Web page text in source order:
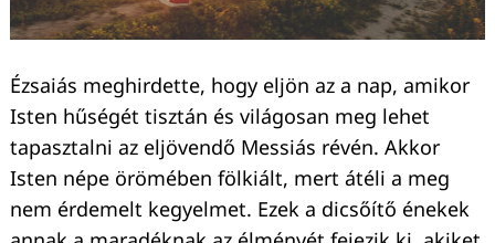
Ézsaiás meghirdette, hogy eljön az a nap, amikor
Isten hűségét tisztán és világosan meg lehet
tapasztalni az eljövendő Messiás révén. Akkor
Isten népe örömében fölkiált, mert átéli a meg
nem érdemelt kegyelmet. Ezek a dicsőítő énekek